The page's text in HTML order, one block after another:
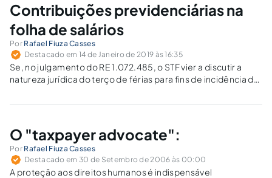
Contribuições previdenciárias na
folha de salários
Por Rafael Fiuza Casses
Destacado em 14 de Janeiro de 2019 às 16:35
Se, no julgamento do RE 1.072.485, o STF vier a discutir a
natureza jurídica do terço de férias para fins de incidência da
caminho trilhado no RE 565.160.
O "taxpayer advocate":
Por Rafael Fiuza Casses
Destacado em 30 de Setembro de 2006 às 00:00
A proteção aos direitos humanos é indispensável